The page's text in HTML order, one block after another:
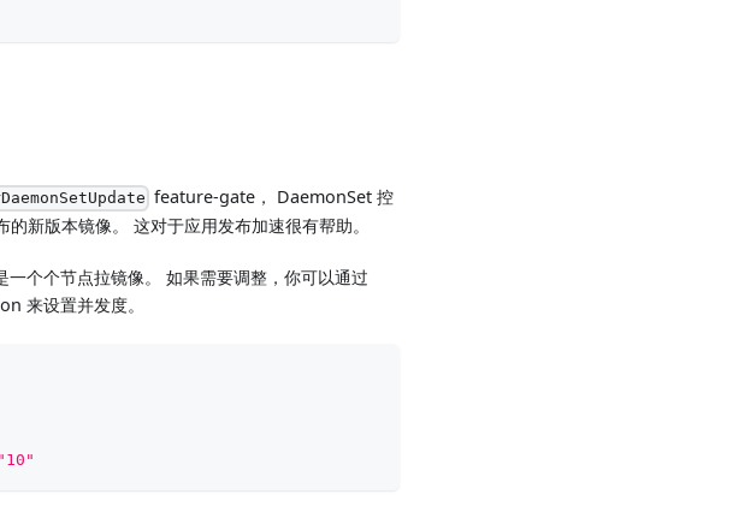
feature-gate， DaemonSet 控
新版本镜像。 这对于应用发布加速很有帮助。
一个个节点拉镜像。 如果需要调整，你可以通过
来设置并发度。
"10"